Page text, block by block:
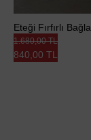
Eteği Fırfırlı
840,00 TL
1.680,00 TL